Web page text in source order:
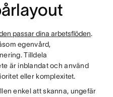
passar dina arbetsflöden.
egenvård,
Tilldela
är inblandat och använd
eller komplexitet.
enkel att skanna, ungefär